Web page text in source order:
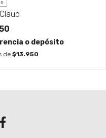
o depósito
de $13.950